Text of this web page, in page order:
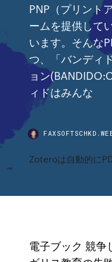
PNP（プリント
ームを提供して
います。そんな
つ、「バンディ
ョン
ィドはみんな
Zoteroは自動的に
電子ブック 競争